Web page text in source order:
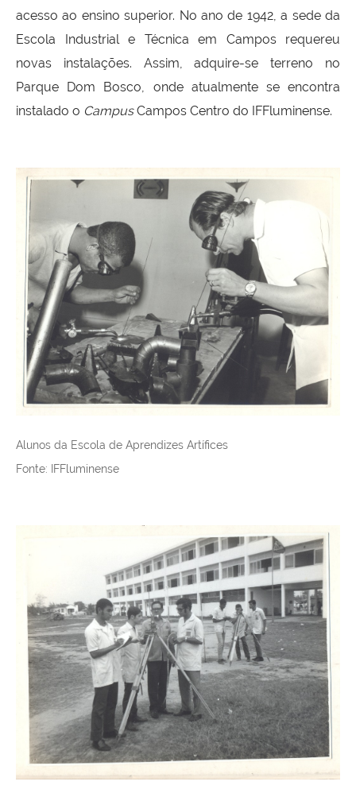
acesso ao ensino superior. No ano de 1942, a sede da
Escola Industrial e Técnica em Campos requereu
novas instalações. Assim, adquire-se terreno no
Parque Dom Bosco, onde atualmente se encontra
instalado o CampusCampos Centro do IFFluminense.
ㅤㅤㅤㅤㅤㅤㅤㅤAlunos da Escola de Aprendizes Artífices
ㅤㅤㅤㅤㅤㅤㅤㅤFonte: IFFluminense